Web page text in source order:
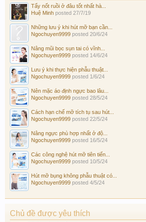
Tẩy nốt ruồi ở đâu tốt nhất hà...
Huệ Minh posted 27/7/19
Những lưu ý khi hút mỡ bạn cần...
Ngochuyen9999 posted 20/6/24
Nâng mũi bọc sụn tai có vĩnh...
Ngochuyen9999 posted 14/6/24
Lưu ý khi thực hiện phẫu thuật...
Ngochuyen9999 posted 1/6/24
Nên mặc áo định ngực bao lâu...
Ngochuyen9999 posted 28/5/24
Cách hạn chế mỡ tích tụ sau hút...
Ngochuyen9999 posted 22/5/24
Nâng ngực phù hợp nhất ở độ...
Ngochuyen9999 posted 16/5/24
Các công nghệ hút mỡ tiên tiến...
Ngochuyen9999 posted 10/5/24
Hút mỡ bụng không phẫu thuật có...
Ngochuyen9999 posted 4/5/24
Chủ đề được yêu thích